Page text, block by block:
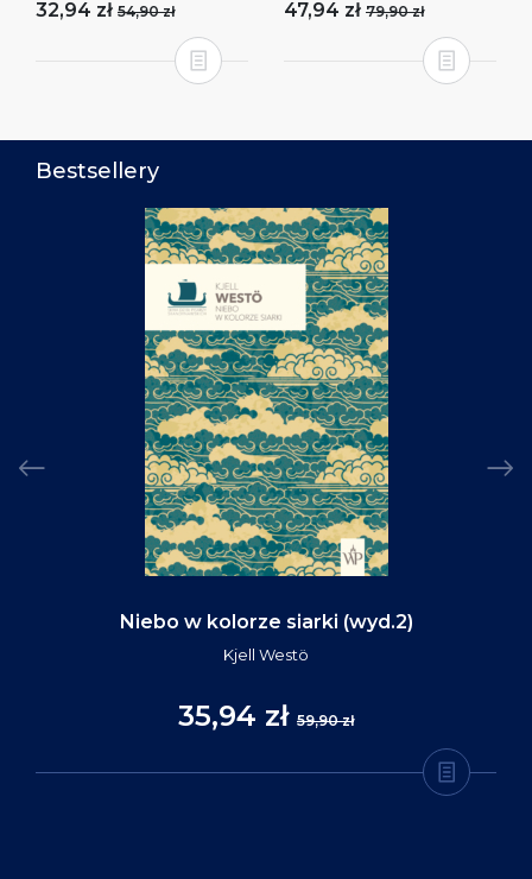
32,94 zł 54,90 zł 47,94 zł 79,90 zł
Bestsellery
Niebo w kolorze siarki (wyd.2)
Kjell Westö
35,94 zł 59,90 zł